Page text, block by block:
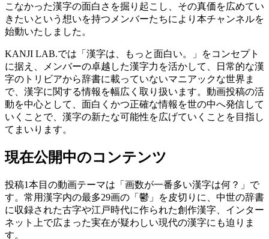
こなかった漢字の面白さを掘り起こし、その真価を広めてい
きたいという想いを持つメンバーたちにより本チャンネルを
始動いたしました。
KANJI LAB.では「漢字は、もっと面白い。」をコンセプト
に据え、メンバーの卓越した漢字力を活かして、日常的な漢
字のトリビアから辞書に載っていないマニアックな世界ま
で、漢字に関する情報を幅広く取り扱います。動画投稿の活
動を中心として、面白くかつ正確な情報を世の中へ発信して
いくことで、漢字の新たな可能性を広げていくことを目指し
てまいります。
現在公開中のコンテンツ
投稿1本目の動画テーマは「画数が一番多い漢字は何？」で
す。常用漢字内の最多29画の「鬱」を皮切りに、中世の辞書
に収録された古字や江戸時代に作られた創作漢字、インター
ネット上で広まった実在が疑わしい現代の漢字にも迫りま
す。